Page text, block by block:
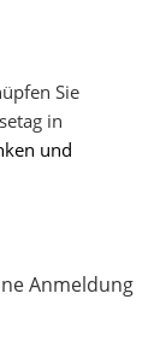
Sie
in
und
Anmeldung